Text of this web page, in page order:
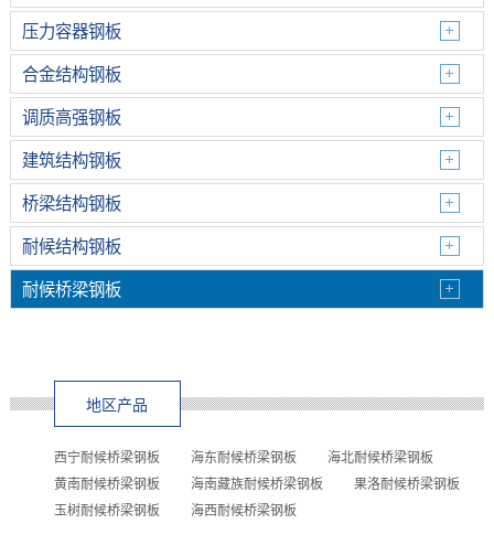
压力容器钢板
合金结构钢板
调质高强钢板
建筑结构钢板
桥梁结构钢板
耐候结构钢板
耐候桥梁钢板
地区产品
西宁耐候桥梁钢板 海东耐候桥梁钢板
海北耐候桥梁钢板
黄南耐候桥梁钢板
海南藏族耐候桥梁钢板
果洛耐候桥梁钢板
玉树耐候桥梁钢板
海西耐候桥梁钢板